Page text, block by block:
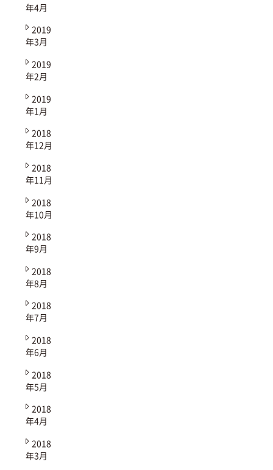
年4月
2019
年3月
2019
年2月
2019
年1月
2018
年12月
2018
年11月
2018
年10月
2018
年9月
2018
年8月
2018
年7月
2018
年6月
2018
年5月
2018
年4月
2018
年3月